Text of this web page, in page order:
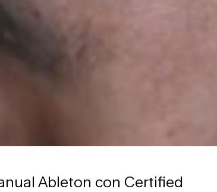
Ableton con Certified